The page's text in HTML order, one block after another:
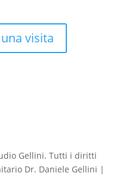
visita
Gellini. Tutti i diritti
Dr. Daniele Gellini |